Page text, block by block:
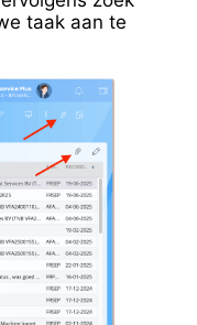
taak aan te